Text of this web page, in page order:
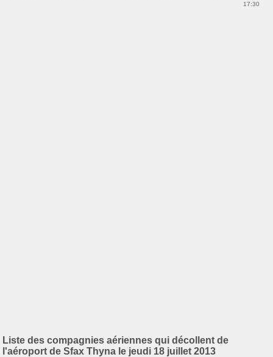
17:30
Liste des compagnies aériennes qui décollent de
l'aéroport de Sfax Thyna le jeudi 18 juillet 2013